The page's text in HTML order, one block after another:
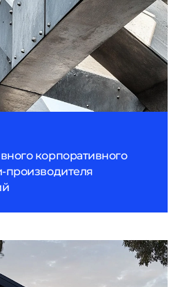
корпоративного
производителя